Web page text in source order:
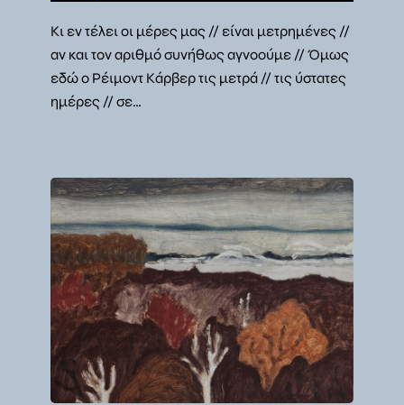
Κι εν τέλει οι μέρες μας // είναι μετρημένες //
αν και τον αριθμό συνήθως αγνοούμε // Όμως
εδώ ο Ρέιμοντ Κάρβερ τις μετρά // τις ύστατες
ημέρες // σε…